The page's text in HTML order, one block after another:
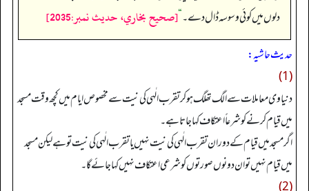
دلوں میں کوئی وسوسہ ڈال دے۔“[صحيح بخاري، حديث نمبر:2035]
حدیث حاشیہ:
(1)
دنیاوی معاملات سے الگ تھلگ ہو کر تقرب الٰہی کی نیت سے مخصوص ایام میں کچھ وقت مسجد
میں قیام کرنے کو شرعاً اعتکاف کہا جاتا ہے۔
اگر مسجد میں قیام کے دوران تقرب الٰہی کی نیت نہیں یا تقرب الٰہی کی نیت تو ہے لیکن مسجد
میں قیام نہیں تو ان دونوں صورتوں کو شرعی اعتکاف نہیں کہا جائے گا۔